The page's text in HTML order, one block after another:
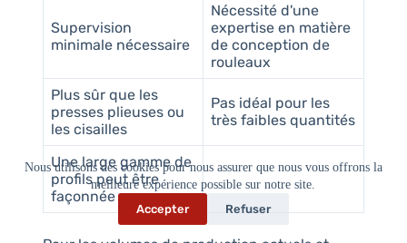
Nous utilisons des cookies pour nous assurer que nous vous offrons la
meilleure expérience possible sur notre site.
Accepter
Refuser
Supervision
minimale nécessaire
Nécessité d'une
expertise en matière
de conception de
rouleaux
Plus sûr que les
presses plieuses ou
les cisailles
Pas idéal pour les
très faibles quantités
Une large gamme de
profils peut être
façonnée